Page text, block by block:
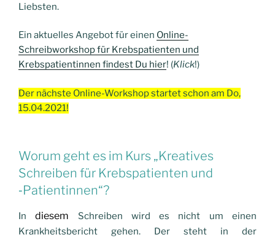
Liebsten.
Ein aktuelles Angebot für einen Online-
Schreibworkshop für Krebspatienten und
Krebspatientinnen findest Du hier! (Klick!)
Der nächste Online-Workshop startet schon am Do,
15.04.2021!
Worum geht es im Kurs „Kreatives
Schreiben für Krebspatienten und
‑Patientinnen“?
Indiesem Schreiben wird es nicht um einen
Krankheitsbericht gehen. Der steht in der